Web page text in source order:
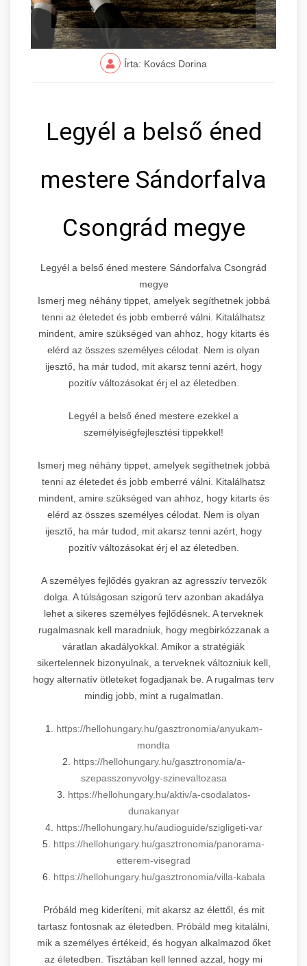
Írta: Kovács Dorina
Legyél a belső éned
mestere Sándorfalva
Csongrád megye
Legyél a belső éned mestere Sándorfalva Csongrád
megye
Ismerj meg néhány tippet, amelyek segíthetnek jobbá
tenni az életedet és jobb emberré válni. Kitalálhatsz
mindent, amire szükséged van ahhoz, hogy kitarts és
elérd az összes személyes célodat. Nem is olyan
ijesztő, ha már tudod, mit akarsz tenni azért, hogy
pozitív változásokat érj el az életedben.
Legyél a belső éned mestere ezekkel a
személyiségfejlesztési tippekkel!
Ismerj meg néhány tippet, amelyek segíthetnek jobbá
tenni az életedet és jobb emberré válni. Kitalálhatsz
mindent, amire szükséged van ahhoz, hogy kitarts és
elérd az összes személyes célodat. Nem is olyan
ijesztő, ha már tudod, mit akarsz tenni azért, hogy
pozitív változásokat érj el az életedben.
A személyes fejlődés gyakran az agresszív tervezők
dolga. A túlságosan szigorú terv azonban akadálya
lehet a sikeres személyes fejlődésnek. A terveknek
rugalmasnak kell maradniuk, hogy megbirkózzanak a
váratlan akadályokkal. Amikor a stratégiák
sikertelennek bizonyulnak, a terveknek változniuk kell,
hogy alternatív ötleteket fogadjanak be. A rugalmas terv
mindig jobb, mint a rugalmatlan.
1. https://hellohungary.hu/gasztronomia/anyukam-
mondta
2. https://hellohungary.hu/gasztronomia/a-
szepasszonyvolgy-szinevaltozasa
3. https://hellohungary.hu/aktiv/a-csodalatos-
dunakanyar
4. https://hellohungary.hu/audioguide/szigligeti-var
5. https://hellohungary.hu/gasztronomia/panorama-
etterem-visegrad
6. https://hellohungary.hu/gasztronomia/villa-kabala
Próbáld meg kideríteni, mit akarsz az élettől, és mit
tartasz fontosnak az életedben. Próbáld meg kitalálni,
mik a személyes értékeid, és hogyan alkalmazod őket
az életedben. Tisztában kell lenned azzal, hogy mi